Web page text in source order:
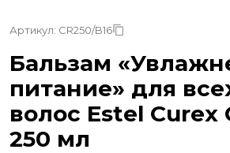
Артикул: CR250/B16
Бальзам
питание» для
волос Estel Curex
250 мл